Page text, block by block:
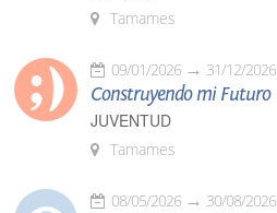
Tamames
09/01/2026 31/12/2026
Construyendo mi Futuro
JUVENTUD
Tamames
08/05/2026 30/08/2026